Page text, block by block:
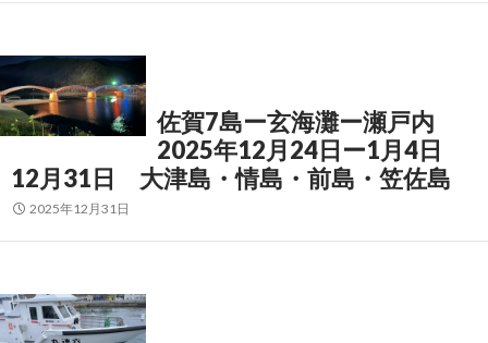
佐賀7島ー玄海灘ー瀬戸内
2025年12月24日ー1月4日
12月31日 大津島・情島・前島・笠佐島
2025年12月31日